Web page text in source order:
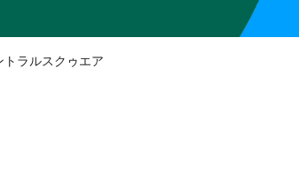
トラルスクゥエア